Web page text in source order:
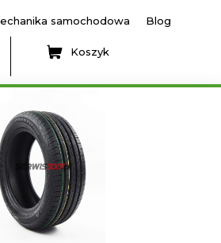
samochodowa Blog
Koszyk